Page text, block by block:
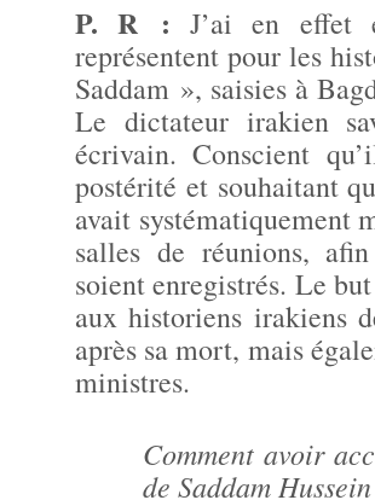
P. R : J’ai en effet
représentent pour les
Saddam », saisies à
Le dictateur irakien
écrivain. Conscient
postérité et souhaitant
avait systématiquement
salles de réunions,
soient enregistrés. Le
aux historiens irakiens
après sa mort, mais
ministres.
Comment avoir
de Saddam